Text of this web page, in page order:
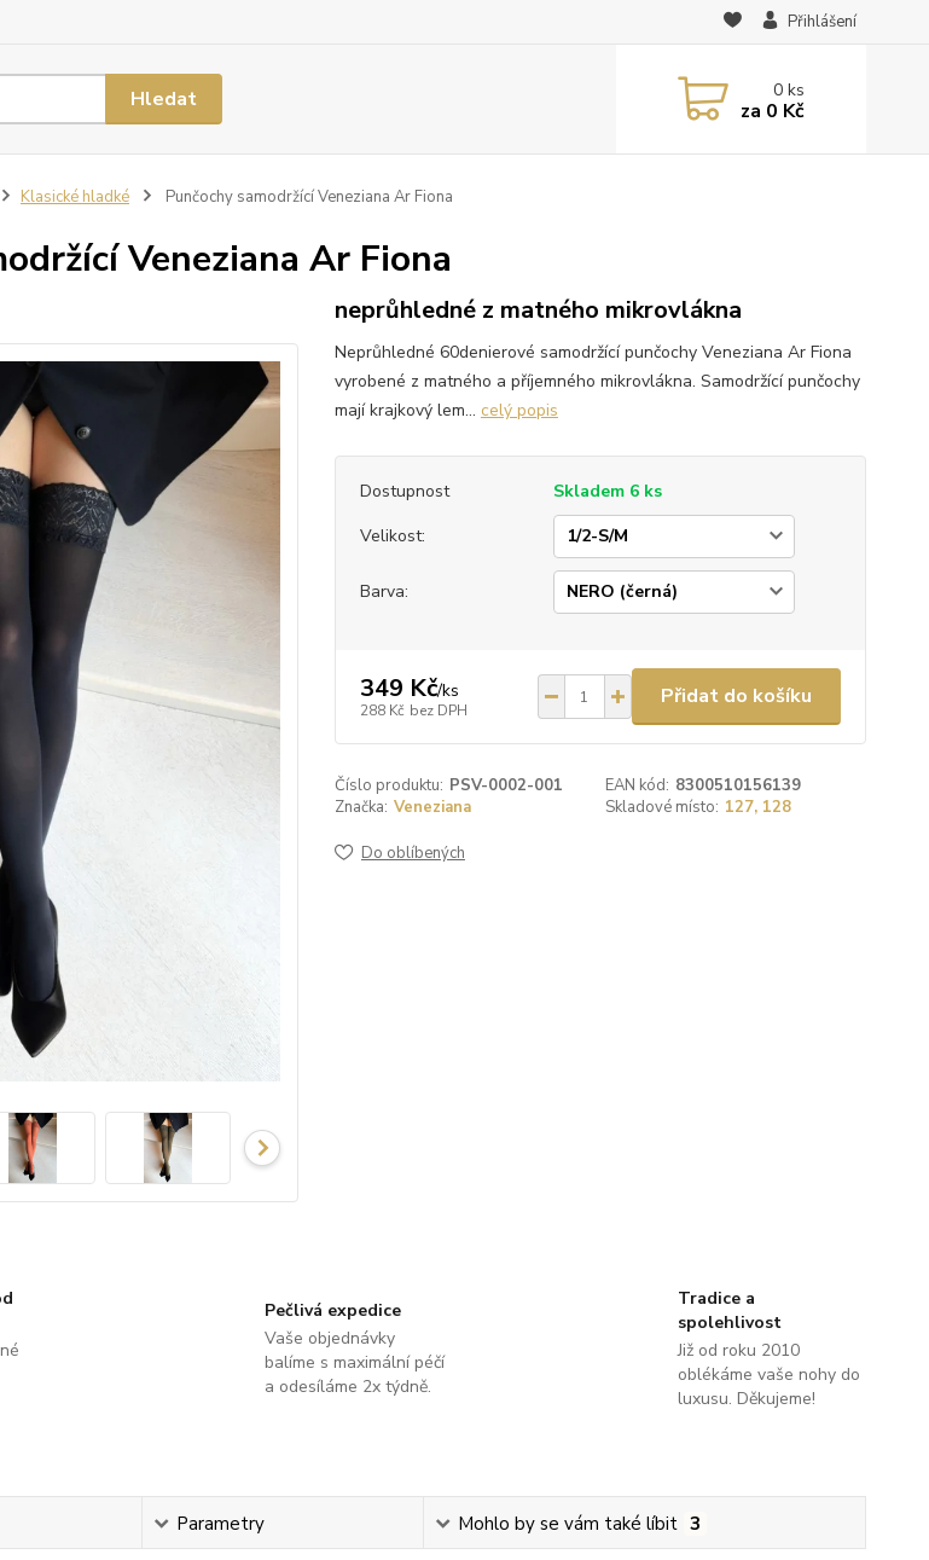
Přihlášení
Hledat 0ks
za 0 Kč
Klasické hladké Punčochy samodržící Veneziana Ar Fiona
Veneziana Ar Fiona
neprůhledné z matného mikrovlákna
Neprůhledné 60denierové samodržící punčochy Veneziana Ar Fiona
vyrobené z matného a příjemného mikrovlákna. Samodržící punčochy
mají krajkový lem... celý popis
Dostupnost
Skladem 6 ks
Velikost:
Barva:
349 Kč/ks
288 Kč bez DPH
Přidat do košíku
Číslo produktu: PSV-0002-001 EAN kód: 8300510156139
Značka: Veneziana Skladové místo: 127, 128
Do oblíbených
Pečlivá expedice
Vaše objednávky
balíme s maximální péčí
a odesíláme 2x týdně.
Tradice a
spolehlivost
Již od roku 2010
oblékáme vaše nohy do
luxusu. Děkujeme!
Parametry Mohlo by se vám také líbit 3